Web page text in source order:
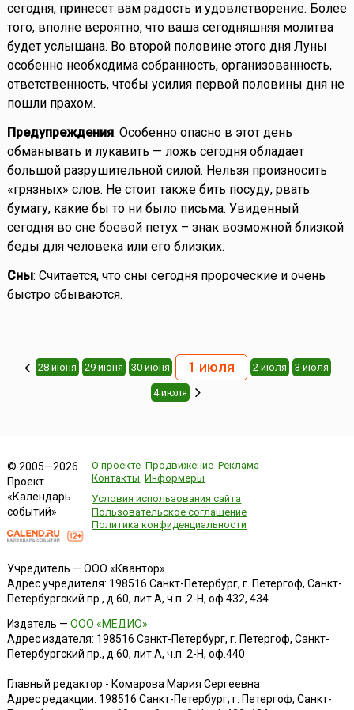
сегодня, принесет вам радость и удовлетворение. Более
того, вполне вероятно, что ваша сегодняшняя молитва
будет услышана. Во второй половине этого дня Луны
особенно необходима собранность, организованность,
ответственность, чтобы усилия первой половины дня не
пошли прахом.
Предупреждения: Особенно опасно в этот день
обманывать и лукавить — ложь сегодня обладает
большой разрушительной силой. Нельзя произносить
«грязных» слов. Не стоит также бить посуду, рвать
бумагу, какие бы то ни было письма. Увиденный
сегодня во сне боевой петух – знак возможной близкой
беды для человека или его близких.
Сны: Считается, что сны сегодня пророческие и очень
быстро сбываются.
28 июня 29 июня 30 июня 1 июля 2 июля 3 июля
4 июля
© 2005—2026
Проект
«Календарь
событий»
О проекте Продвижение Реклама
Контакты Информеры
Условия использования сайта
Пользовательское соглашение
Политика конфиденциальности
Учредитель — ООО «Квантор»
Адрес учредителя: 198516 Санкт-Петербург, г. Петергоф, Санкт-
Петербургский пр., д.60, лит.А, ч.п. 2-Н, оф.432, 434
Издатель — ООО «МЕДИО»
Адрес издателя: 198516 Санкт-Петербург, г. Петергоф, Санкт-
Петербургский пр., д.60, лит.А, ч.п. 2-Н, оф.440
Главный редактор - Комарова Мария Сергеевна
Адрес редакции: 198516 Санкт-Петербург, г. Петергоф, Санкт-